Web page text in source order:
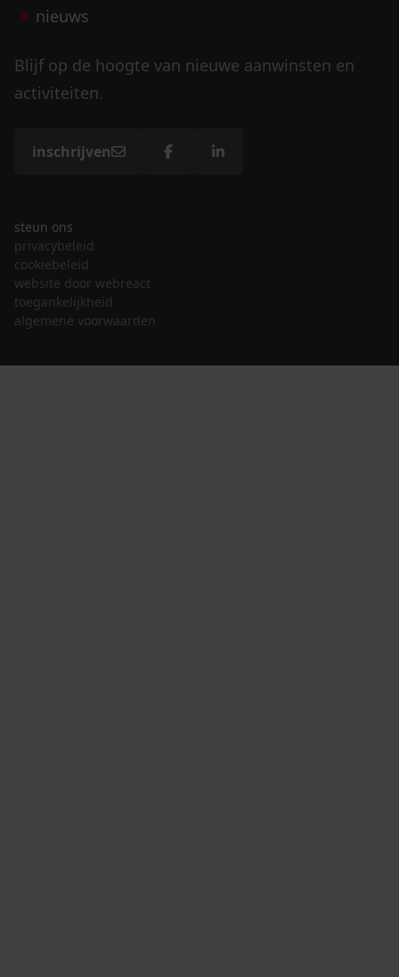
nieuws
Blijf op de hoogte van nieuwe aanwinsten en
activiteiten.
inschrijven
steun ons
privacybeleid
cookiebeleid
website door webreact
toegankelijkheid
algemene voorwaarden